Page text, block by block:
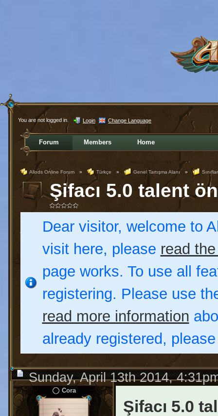
You are not logged in. Login Change Language
Forum Members Home
Allods Online Forum » Türkçe » Genel Tartışma Alanı » Sınıflar
Şifacı 5.0 talent
Dear visitor, welcome to
visit here, please read
page works. To use all
registering. Please use
read more information
already registered,
Sunday, April 13th 2014,
Cora
Şifacı 5.0